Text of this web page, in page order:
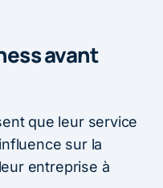
avant
que leur service
sur la
entreprise à